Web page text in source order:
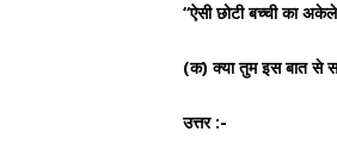
“ऐसी छोटी बच्ची का
(क) क्या तुम इस बात से
उत्तर :-